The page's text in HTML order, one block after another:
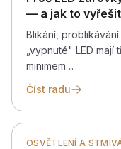
— a jak to
Blikání,
„vypnuté" LED
minimem…
Číst radu
OSVĚTLENÍ A